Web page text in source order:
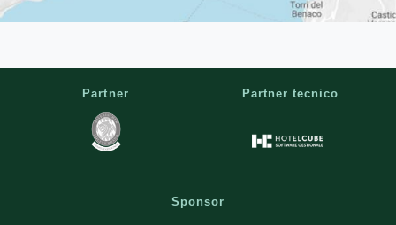
Partner Partner tecnico
Sponsor